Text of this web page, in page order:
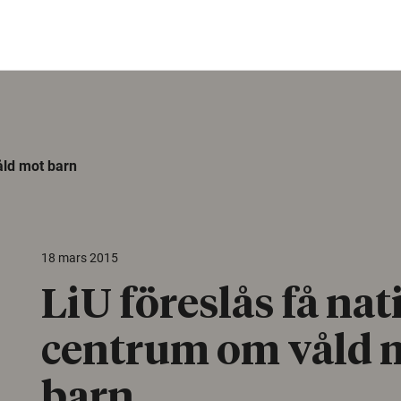
mot barn
18 mars 2015
LiU föreslås få
centrum om våld